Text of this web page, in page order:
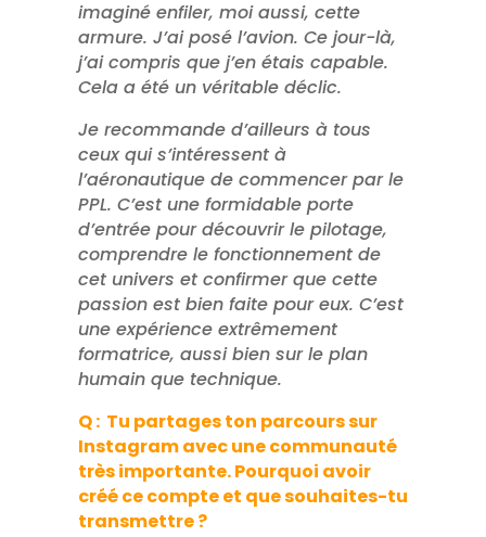
imaginé enfiler, moi aussi, cette
armure. J’ai posé l’avion. Ce jour-là,
j’ai compris que j’en étais capable.
Cela a été un véritable déclic.
Je recommande d’ailleurs à tous
ceux qui s’intéressent à
l’aéronautique de commencer par le
PPL. C’est une formidable porte
d’entrée pour découvrir le pilotage,
comprendre le fonctionnement de
cet univers et confirmer que cette
passion est bien faite pour eux. C’est
une expérience extrêmement
formatrice, aussi bien sur le plan
humain que technique.
Q : Tu partages ton parcours sur
Instagram avec une communauté
très importante. Pourquoi avoir
créé ce compte et que souhaites-tu
transmettre ?